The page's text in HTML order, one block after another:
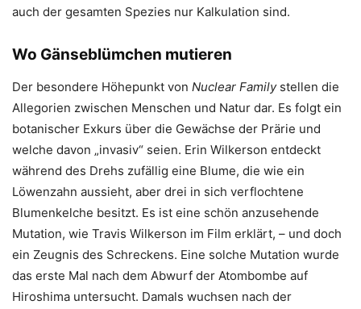
auch der gesamten Spezies nur Kalkulation sind.
Wo Gänseblümchen mutieren
Der besondere Höhepunkt von Nuclear Familystellen die
Allegorien zwischen Menschen und Natur dar. Es folgt ein
botanischer Exkurs über die Gewächse der Prärie und
welche davon „invasiv“ seien. Erin Wilkerson entdeckt
während des Drehs zufällig eine Blume, die wie ein
Löwenzahn aussieht, aber drei in sich verflochtene
Blumenkelche besitzt. Es ist eine schön anzusehende
Mutation, wie Travis Wilkerson im Film erklärt, – und doch
ein Zeugnis des Schreckens. Eine solche Mutation wurde
das erste Mal nach dem Abwurf der Atombombe auf
Hiroshima untersucht. Damals wuchsen nach der